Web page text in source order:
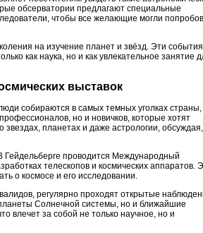
обсерватории предлагают специальные
чтобы все желающие могли
на изучение планет и звёзд. Эти события
как наука, но и как увлекательное занятие
выставок
собираются в самых темных уголках страны,
но и новичков, которые хотят
планетах и даже астрологии, обсуждая,
Гейдельберге проводится Международный
телескопов и космических аппаратов.
о космосе и его исследовании.
регулярно проходят открытые
Солнечной системы, но и ближайшие
влечет за собой не только научное, но и